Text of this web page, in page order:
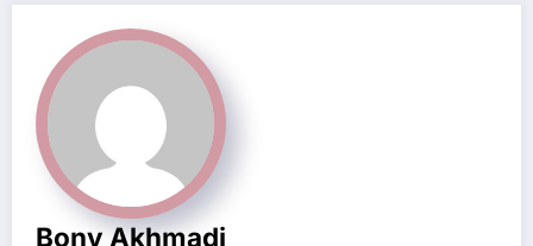
Bony Akhmadi